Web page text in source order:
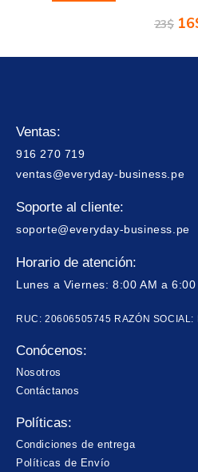
23$ 16
Ventas:
916 270 719
ventas@everyday-business.pe
Soporte al cliente:
soporte@everyday-business.pe
Horario de atención:
Lunes a Viernes: 8:00 AM a 6:00
RUC: 20606505745 RAZÓN SOCIAL:
Conócenos:
Nosotros
Contáctanos
Políticas:
Condiciones de entrega
Políticas de Envío